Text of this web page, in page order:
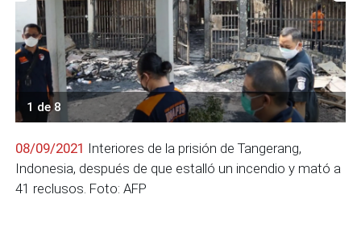
1 de 8
08/09/2021 Interiores de la prisión de Tangerang,
Indonesia, después de que estalló un incendio y mató a
41 reclusos. Foto: AFP